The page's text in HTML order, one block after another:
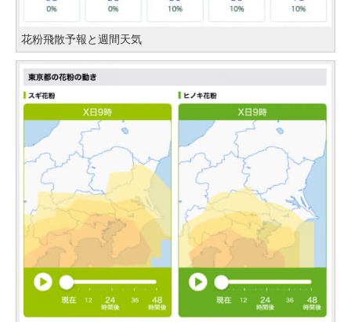
花粉飛散予報と週間天気